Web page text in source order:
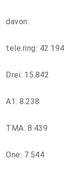
davon:
tele.ring: 42.194
Drei: 15.842
A1: 8.238
TMA: 8.439
One: 7.544